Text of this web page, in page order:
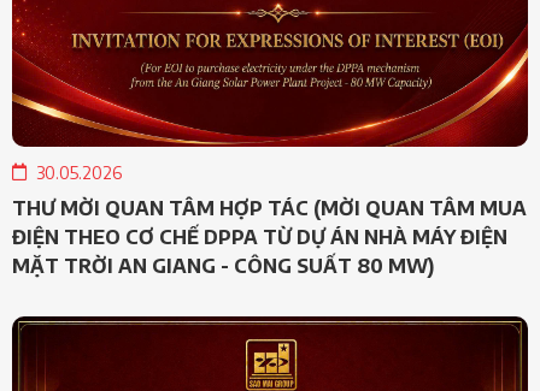
30.05.2026
THƯ MỜI QUAN TÂM HỢP TÁC (MỜI QUAN TÂM MUA
ĐIỆN THEO CƠ CHẾ DPPA TỪ DỰ ÁN NHÀ MÁY ĐIỆN
MẶT TRỜI AN GIANG - CÔNG SUẤT 80 MW)